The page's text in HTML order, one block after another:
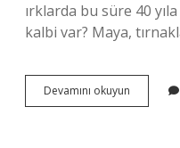
ırklarda bu süre 40
kalbi var? Maya,
Devamını okuyun
Atlarının